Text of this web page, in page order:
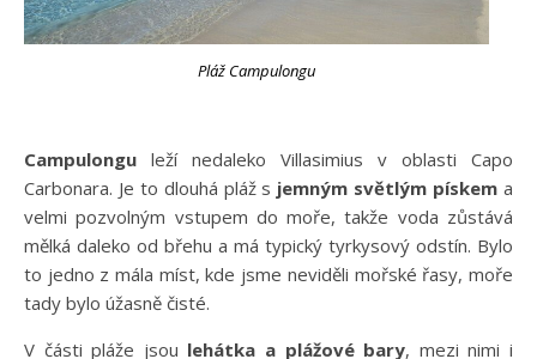
Pláž Campulongu
Campulongu leží nedaleko Villasimius v oblasti Capo
Carbonara. Je to dlouhá pláž s jemným světlým pískem a
velmi pozvolným vstupem do moře, takže voda zůstává
mělká daleko od břehu a má typický tyrkysový odstín. Bylo
to jedno z mála míst, kde jsme neviděli mořské řasy, moře
tady bylo úžasně čisté.
V části pláže jsou lehátka a plážové bary, mezi nimi i